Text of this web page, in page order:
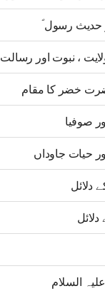
حدیث رسول
، نبوت اور رسالت
خضر کا مقام
صوفیا
حیات جاوداں
دلائل
السلام